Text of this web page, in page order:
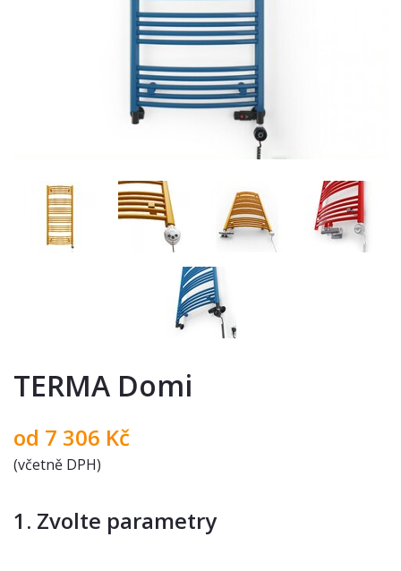
TERMA Domi
od 7 306 Kč
(včetně DPH)
1. Zvolte parametry